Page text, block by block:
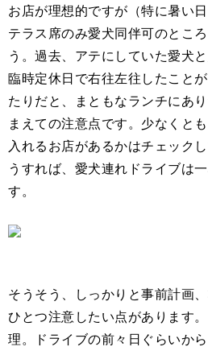
お店が理想的ですが（特に暑い
テラス席のみ愛犬同伴可のとこ
う。過去、アテにしていた愛犬
臨時定休日で右往左往したこと
たりだと、まともなランチにあ
まえての注意点です。少なくと
入れるお店があるかはチェック
うすれば、愛犬連れドライブは
す。
そうそう、しっかりと事前計画
ひとつ注意したい点があります
理。ドライブの前々日ぐらいか